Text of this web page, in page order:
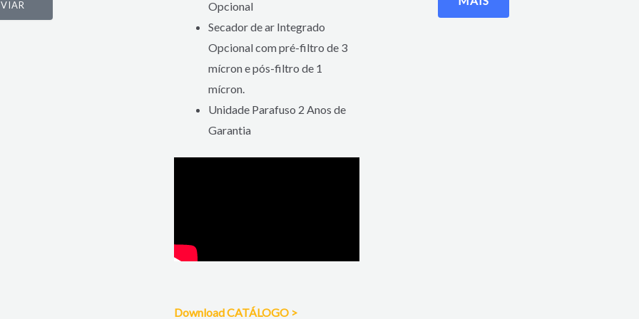
Opcional
Secador de ar Integrado
Opcional com pré-filtro de 3
mícron e pós-filtro de 1
mícron.
Unidade Parafuso 2 Anos de
Garantia
Download CATÁLOGO >